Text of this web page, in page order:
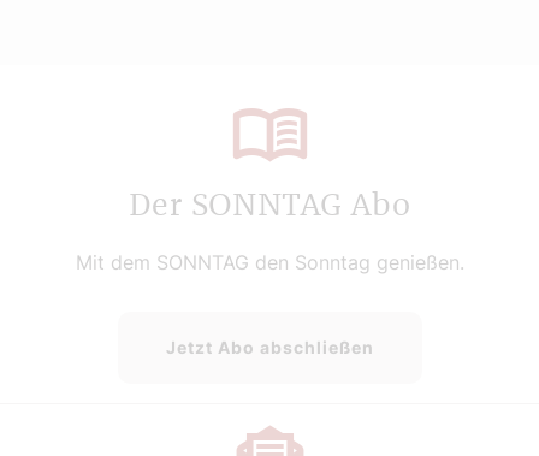
Der SONNTAG Abo
Mit dem SONNTAG den Sonntag genießen.
Jetzt Abo abschließen